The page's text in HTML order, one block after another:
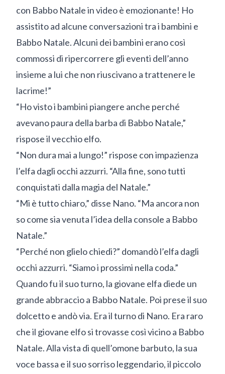
con Babbo Natale in video è emozionante! Ho
assistito ad alcune conversazioni tra i bambini e
Babbo Natale. Alcuni dei bambini erano così
commossi di ripercorrere gli eventi dell’anno
insieme a lui che non riuscivano a trattenere le
lacrime!”
“Ho visto i bambini piangere anche perché
avevano paura della barba di Babbo Natale,”
rispose il vecchio elfo.
“Non dura mai a lungo!” rispose con impazienza
l’elfa dagli occhi azzurri. “Alla fine, sono tutti
conquistati dalla magia del Natale.”
“Mi è tutto chiaro,” disse Nano. “Ma ancora non
so come sia venuta l’idea della console a Babbo
Natale.”
“Perché non glielo chiedi?” domandò l’elfa dagli
occhi azzurri. “Siamo i prossimi nella coda.”
Quando fu il suo turno, la giovane elfa diede un
grande abbraccio a Babbo Natale. Poi prese il suo
dolcetto e andò via. Era il turno di Nano. Era raro
che il giovane elfo si trovasse così vicino a Babbo
Natale. Alla vista di quell’omone barbuto, la sua
voce bassa e il suo sorriso leggendario, il piccolo